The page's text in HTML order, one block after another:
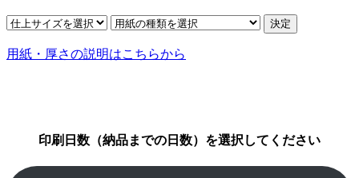
用紙・厚さの説明はこちらから
印刷日数（納品までの日数）を選択してください